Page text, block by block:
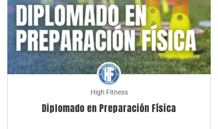
High Fitness
Diplomado en Preparación Física